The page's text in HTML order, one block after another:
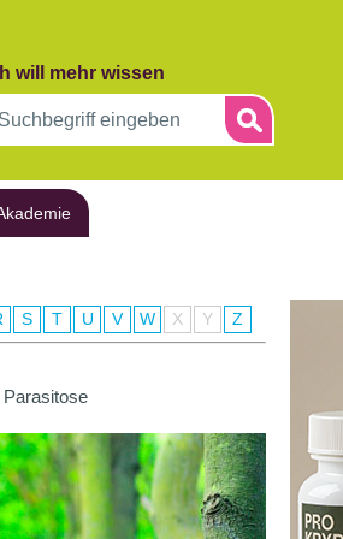
will mehr wissen
S T U V W X Y Z